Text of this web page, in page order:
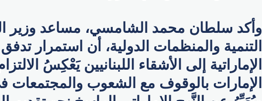
وأكد سلطان محمد الشامسي، مساعد وزير
التنمية والمنظمات الدولية، أن استمرار
الإماراتية إلى الأشقاء اللبنانيين يَعْكِسُ
الإمارات بالوقوف مع الشعوب والمجتمعات